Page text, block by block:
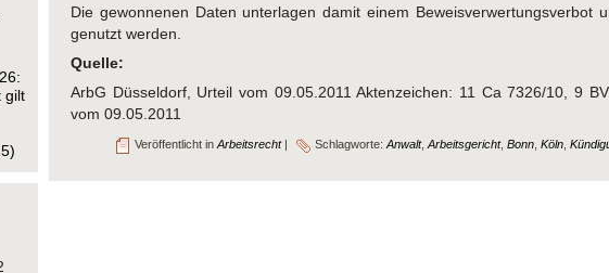
gilt
Die gewonnenen Daten unterlagen damit einem Beweisverwertungsverbot
genutzt werden.
Quelle:
ArbG Düsseldorf, Urteil vom 09.05.2011 Aktenzeichen: 11 Ca 7326/10, 9
vom 09.05.2011
Veröffentlicht inArbeitsrecht| Schlagworte:Anwalt,Arbeitsgericht, Bonn, Köln,